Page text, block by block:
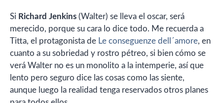
Si Richard Jenkins (Walter) se lleva el oscar, será
merecido, porque su cara lo dice todo. Me recuerda a
Titta, el protagonista de Le conseguenze dell´amore, en
cuanto a su sobriedad y rostro pétreo, si bien cómo se
verá Walter no es un monolito a la intemperie, así que
lento pero seguro dice las cosas como las siente,
aunque luego la realidad tenga reservados otros planes